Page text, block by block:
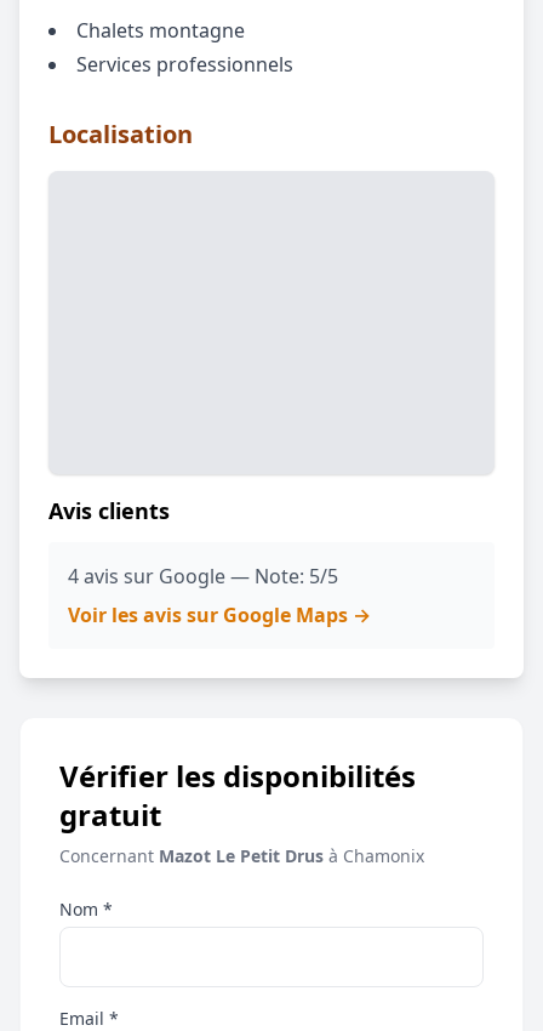
Chalets montagne
Services professionnels
Localisation
Avis clients
4 avis sur Google — Note: 5/5
Voir les avis sur Google Maps →
Vérifier les disponibilités
gratuit
Concernant Mazot Le Petit Drus à Chamonix
Nom *
Email *